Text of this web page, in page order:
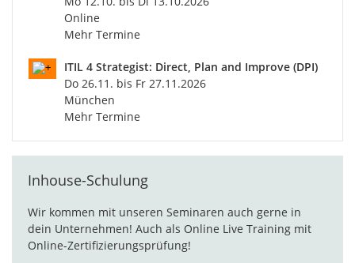
Online
Mehr Termine
ITIL 4 Strategist: Direct, Plan and Improve (DPI)
Do 26.11. bis Fr 27.11.2026
München
Mehr Termine
Inhouse-Schulung
Wir kommen mit unseren Seminaren auch gerne in
dein Unternehmen! Auch als Online Live Training mit
Online-Zertifizierungsprüfung!